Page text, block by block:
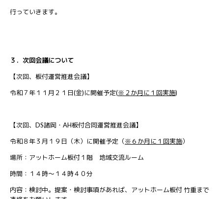
行っていきます。
３．次回会議について
【次回、板付運営推進会議】
令和７年１１月２１日(金)に開催予定(※２ か月に１回実施)
【次回、DS諸岡・AH板付合同運営推進会議】
令和８年３月１９日（木）に開催予定（※６か月に１回実施）
場所：アットホーム板付１階 地域交流ルーム
時間：１４時～１４時４０分
内容：検討中。提案・検討事項があれば、アットホーム板付 竹重まで